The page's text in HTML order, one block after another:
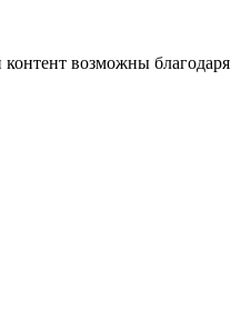
контент возможны благодаря